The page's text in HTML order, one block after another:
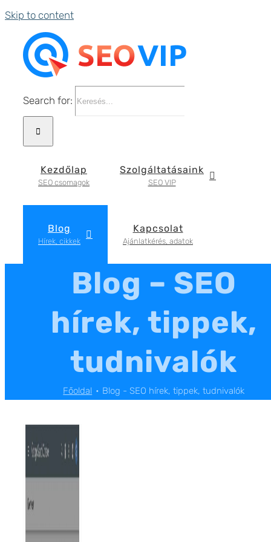
Skip to content
Search for:
Kezdőlap
SEO csomagok
Szolgáltatásaink
SEO VIP
Blog
Hírek, cikkek
Kapcsolat
Ajánlatkérés, adatok
Blog – SEO
hírek, tippek,
tudnivalók
Főoldal Blog - SEO hírek, tippek, tudnivalók